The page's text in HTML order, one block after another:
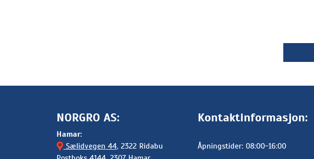
NORGRO AS:
Hamar:
Sælidvegen 44, 2322 Ridabu
Kontaktinformasjon:
Åpningstider: 08:00-16:00